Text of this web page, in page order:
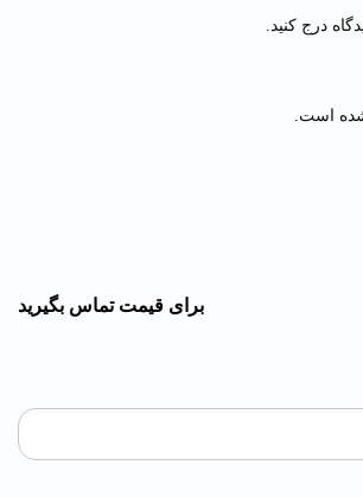
درج کنید.
است.
برای قیمت تماس بگیرید